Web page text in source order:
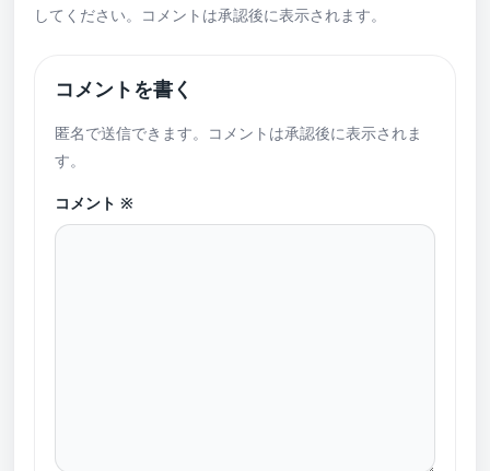
してください。コメントは承認後に表示されます。
コメントを書く
匿名で送信できます。コメントは承認後に表示されま
す。
コメント ※